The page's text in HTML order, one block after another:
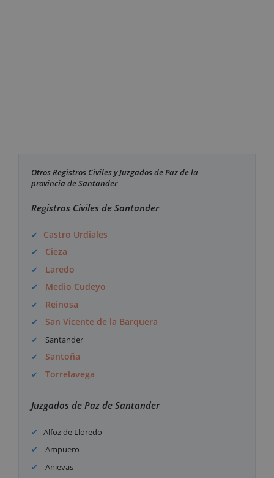
Otros Registros Civiles y Juzgados de Paz de la
provincia de Santander
Registros Civiles de Santander
Castro Urdiales
Cieza
Laredo
Medio Cudeyo
Reinosa
San Vicente de la Barquera
Santander
Santoña
Torrelavega
Juzgados de Paz de Santander
Alfoz de Lloredo
Ampuero
Anievas